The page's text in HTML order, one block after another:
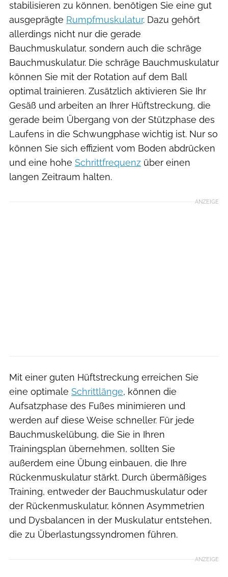
stabilisieren zu können, benötigen Sie eine gut
ausgeprägte Rumpfmuskulatur. Dazu gehört
allerdings nicht nur die gerade
Bauchmuskulatur, sondern auch die schräge
Bauchmuskulatur. Die schräge Bauchmuskulatur
können Sie mit der Rotation auf dem Ball
optimal trainieren. Zusätzlich aktivieren Sie Ihr
Gesäß und arbeiten an Ihrer Hüftstreckung, die
gerade beim Übergang von der Stützphase des
Laufens in die Schwungphase wichtig ist. Nur so
können Sie sich effizient vom Boden abdrücken
und eine hohe Schrittfrequenz über einen
langen Zeitraum halten.
ANZEIGE
Mit einer guten Hüftstreckung erreichen Sie
eine optimale Schrittlänge, können die
Aufsatzphase des Fußes minimieren und
werden auf diese Weise schneller. Für jede
Bauchmuskelübung, die Sie in Ihren
Trainingsplan übernehmen, sollten Sie
außerdem eine Übung einbauen, die Ihre
Rückenmuskulatur stärkt. Durch übermäßiges
Training, entweder der Bauchmuskulatur oder
der Rückenmuskulatur, können Asymmetrien
und Dysbalancen in der Muskulatur entstehen,
die zu Überlastungssyndromen führen.
ANZEIGE